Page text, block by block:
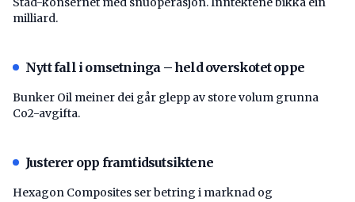
milliard.
Nytt fall i omsetninga – held overskotet oppe
Bunker Oil meiner dei går glepp av store volum grunna
Co2-avgifta.
Justerer opp framtidsutsiktene
Hexagon Composites ser betring i marknad og